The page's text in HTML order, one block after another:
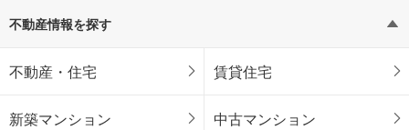
不動産情報を探す
不動産・住宅 賃貸住宅
新築マンション 中古マンション